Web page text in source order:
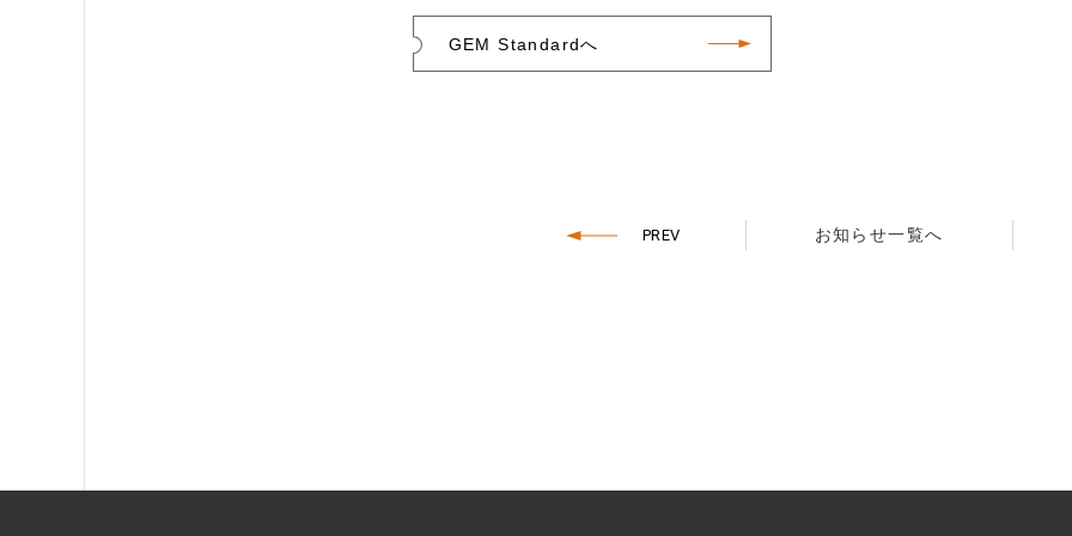
GEM Standardへ
PREV お知らせ一覧へ